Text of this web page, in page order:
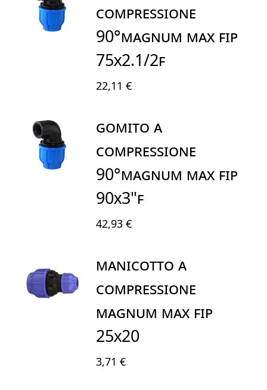
COMPRESSIONE
90°MAGNUM MAX FIP
75X2.1/2F
22,11 €
GOMITO A
COMPRESSIONE
90°MAGNUM MAX FIP
90X3"F
42,93 €
MANICOTTO A
COMPRESSIONE
MAGNUM MAX FIP
25X20
3,71 €